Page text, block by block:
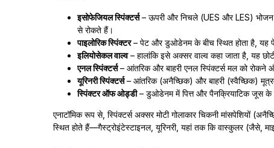
इसोफेजियल स्पिंक्टर्स– ऊपरी और निचले (UES और LES)
से रोकते हैं।
पाइलोरिक स्पिंक्टर– पेट और डुओडेनम के बीच स्थित होता है, यह
इलियोसेकल वाल्व– हालांकि इसे अक्सर वाल्व कहा जाता है, यह
एनल स्पिंक्टर्स– आंतरिक और बाहरी एनल स्पिंक्टर्स मल को रोकने
यूरिनरी स्पिंक्टर्स– आंतरिक (अनैच्छिक) और बाहरी (स्वैच्छिक)
स्पिंक्टर ऑफ ओड्डी– डुओडेनम में पित्त और पैनक्रियाटिक जूस के
एनाटॉमिक रूप से, स्पिंक्टर्स अक्सर मोटी गोलाकार चिकनी मांसपेशियों
स्थित होते हैं—गैस्ट्रोइंटेस्टाइनल, यूरिनरी, यहां तक कि वास्कुलर (जैसे,